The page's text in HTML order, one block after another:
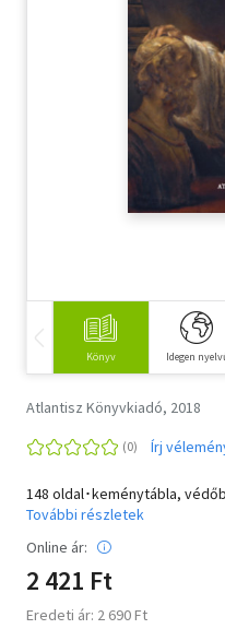
Szótár, nyelvkönyv
Tankönyv, segédkönyv
Társadalomtudomány
Könyv Idegen
Atlantisz Könyvkiadó, 2018
Írj
148 oldal･keménytábla,
További részletek
Online ár:
2 421 Ft
Eredeti ár: 2 690 Ft